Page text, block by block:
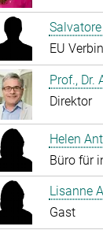
EU
Prof., Dr.
Direktor
Helen
Büro für
Lisanne
Gast